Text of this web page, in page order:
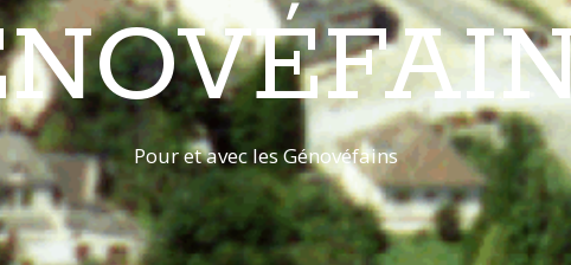
Pour et avec les Génovéfains